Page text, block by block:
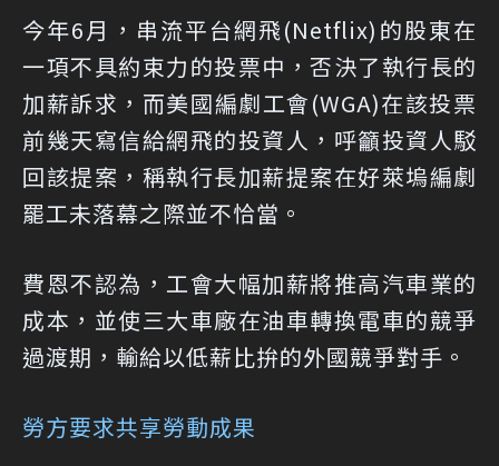
今年6月，串流平台網飛(Netflix)的股東在
一項不具約束力的投票中，否決了執行長的
加薪訴求，而美國編劇工會(WGA)在該投票
前幾天寫信給網飛的投資人，呼籲投資人駁
回該提案，稱執行長加薪提案在好萊塢編劇
罷工未落幕之際並不恰當。
費恩不認為，工會大幅加薪將推高汽車業的
成本，並使三大車廠在油車轉換電車的競爭
過渡期，輸給以低薪比拚的外國競爭對手。
勞方要求共享勞動成果